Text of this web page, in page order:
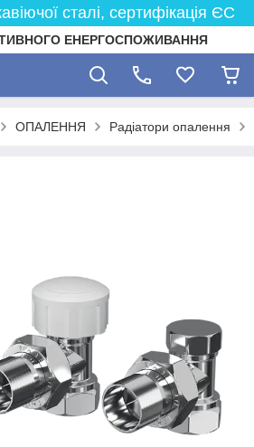
сталі, сертифікація ЄС
ЕНЕРГОСПОЖИВАННЯ
ОПАЛЕННЯ Радіатори опалення